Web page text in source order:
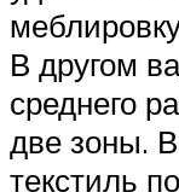
В другом
среднего
две зоны.
текстиль